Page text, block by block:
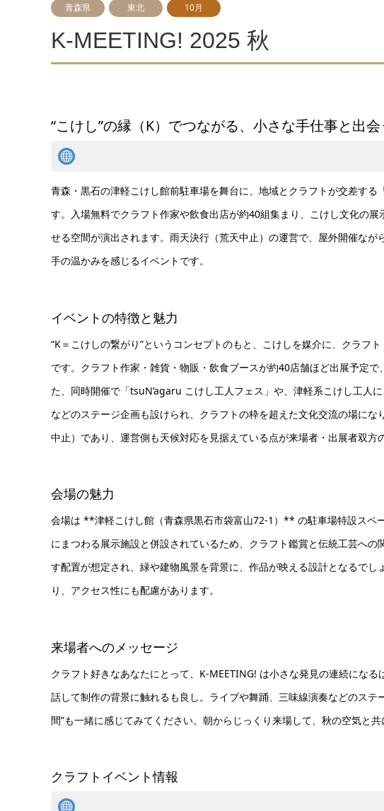
青森県 東北 10月
K-MEETING! 2025 秋
“こけし”の縁（K）でつながる、小さな手仕事と出
青森・黒石の津軽こけし館前駐車場を舞台に、地域とクラフトが交差す
す。入場無料でクラフト作家や飲食出店が約40組集まり、こけし文化の
せる空間が演出されます。雨天決行（荒天中止）の運営で、屋外開催な
手の温かみを感じるイベントです。
イベントの特徴と魅力
“K＝こけしの繋がり”というコンセプトのもと、こけしを媒介に、クラフ
です。クラフト作家・雑貨・物販・飲食ブースが約40店舗ほど出展予定
た、同時開催で「tsuN’agaru こけし工人フェス」や、津軽系こけし工人
などのステージ企画も設けられ、クラフトの枠を超えた文化交流の場に
中止）であり、運営側も天候対応を見据えている点が来場者・出展者双方
会場の魅力
会場は **津軽こけし館（青森県黒石市袋富山72-1）** の駐車場特設スペ
にまつわる展示施設と併設されているため、クラフト鑑賞と伝統工芸へ
す配置が想定され、緑や建物風景を背景に、作品が映える設計となるで
り、アクセス性にも配慮があります。
来場者へのメッセージ
クラフト好きなあなたにとって、K-MEETING! は小さな発見の連続にな
話して制作の背景に触れるも良し。ライブや舞踊、三味線演奏などのス
間”も一緒に感じてみてください。朝からじっくり来場して、秋の空気と共
クラフトイベント情報